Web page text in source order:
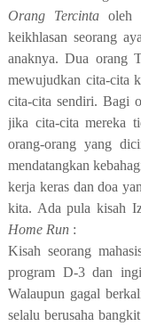
Orang Tercintaoleh
keikhlasan seorang
anaknya. Dua orang
mewujudkan cita-cita
cita-cita sendiri. Bagi
jika cita-cita mereka
orang-orang yang
mendatangkanke
kerja keras dan doa
kita. Ada pula kisah
Home Run:
Kisahseorang
program D-3 dan
Walaupun gagal
selalu berusaha